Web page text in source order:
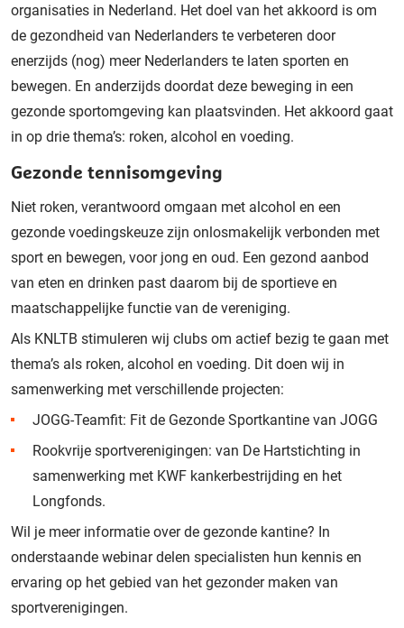
organisaties in Nederland. Het doel van het akkoord is om
de gezondheid van Nederlanders te verbeteren door
enerzijds (nog) meer Nederlanders te laten sporten en
bewegen. En anderzijds doordat deze beweging in een
gezonde sportomgeving kan plaatsvinden. Het akkoord gaat
in op drie thema’s: roken, alcohol en voeding.
Gezonde tennisomgeving
Niet roken, verantwoord omgaan met alcohol en een
gezonde voedingskeuze zijn onlosmakelijk verbonden met
sport en bewegen, voor jong en oud. Een gezond aanbod
van eten en drinken past daarom bij de sportieve en
maatschappelijke functie van de vereniging.
Als KNLTB stimuleren wij clubs om actief bezig te gaan met
thema’s als roken, alcohol en voeding. Dit doen wij in
samenwerking met verschillende projecten:
JOGG-Teamfit: Fit de Gezonde Sportkantine van JOGG
Rookvrije sportverenigingen: van De Hartstichting in
samenwerking met KWF kankerbestrijding en het
Longfonds.
Wil je meer informatie over de gezonde kantine? In
onderstaande webinar delen specialisten hun kennis en
ervaring op het gebied van het gezonder maken van
sportverenigingen.